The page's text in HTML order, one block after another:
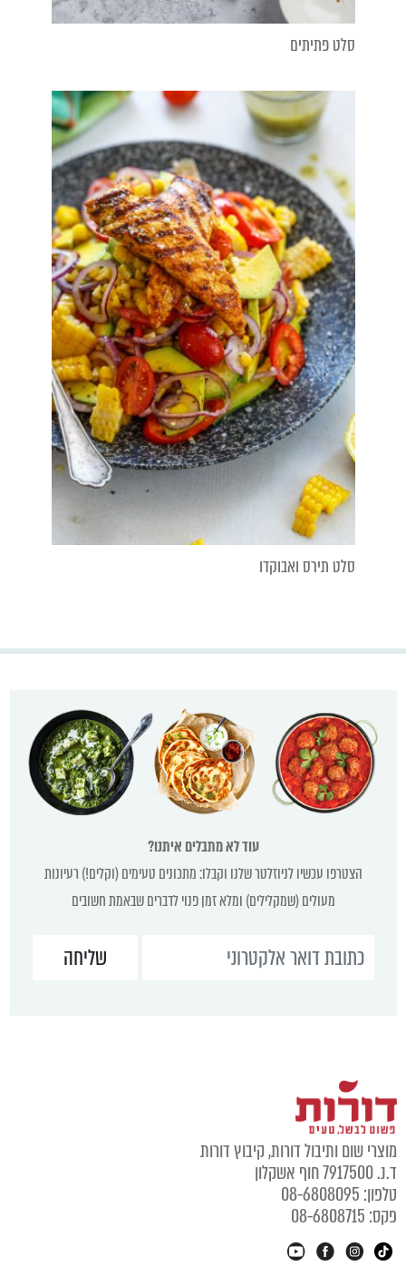
סלט פתיתים
סלט תירס ואבוקדו
עוד לא מתבלים איתנו?
הצטרפו עכשיו לניוזלטר שלנו וקבלו: מתכונים טעימים (וקלים!) רעיונות
מעולים (שמקלילים) ומלא זמן פנוי לדברים שבאמת חשובים
מוצרי שום ותיבול דורות, קיבוץ דורות
ד.נ. 7917500 חוף אשקלון
טלפון: 08-6808095
פקס: 08-6808715